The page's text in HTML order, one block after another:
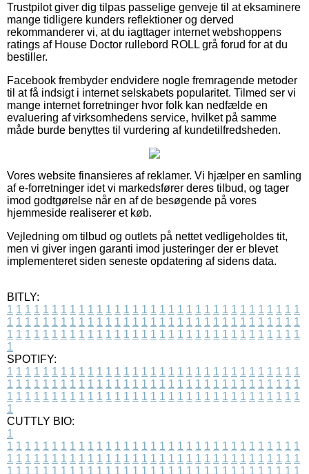
Trustpilot giver dig tilpas passelige genveje til at eksaminere
mange tidligere kunders reflektioner og derved
rekommanderer vi, at du iagttager internet webshoppens
ratings af House Doctor rullebord ROLL grå forud for at du
bestiller.
Facebook frembyder endvidere nogle fremragende metoder
til at få indsigt i internet selskabets popularitet. Tilmed ser vi
mange internet forretninger hvor folk kan nedfælde en
evaluering af virksomhedens service, hvilket på samme
måde burde benyttes til vurdering af kundetilfredsheden.
Vores website finansieres af reklamer. Vi hjælper en samling
af e-forretninger idet vi markedsfører deres tilbud, og tager
imod godtgørelse når en af de besøgende på vores
hjemmeside realiserer et køb.
Vejledning om tilbud og outlets på nettet vedligeholdes tit,
men vi giver ingen garanti imod justeringer der er blevet
implementeret siden seneste opdatering af sidens data.
BITLY:
1 1 1 1 1 1 1 1 1 1 1 1 1 1 1 1 1 1 1 1 1 1 1 1 1 1 1 1 1 1 1 1 1
1 1 1 1 1 1 1 1 1 1 1 1 1 1 1 1 1 1 1 1 1 1 1 1 1 1 1 1 1 1 1 1 1
1 1 1 1 1 1 1 1 1 1 1 1 1 1 1 1 1 1 1 1 1 1 1 1 1 1 1 1 1 1 1 1 1
1
SPOTIFY:
1 1 1 1 1 1 1 1 1 1 1 1 1 1 1 1 1 1 1 1 1 1 1 1 1 1 1 1 1 1 1 1 1
1 1 1 1 1 1 1 1 1 1 1 1 1 1 1 1 1 1 1 1 1 1 1 1 1 1 1 1 1 1 1 1 1
1 1 1 1 1 1 1 1 1 1 1 1 1 1 1 1 1 1 1 1 1 1 1 1 1 1 1 1 1 1 1 1 1
1
CUTTLY BIO:
1
1 1 1 1 1 1 1 1 1 1 1 1 1 1 1 1 1 1 1 1 1 1 1 1 1 1 1 1 1 1 1 1 1
1 1 1 1 1 1 1 1 1 1 1 1 1 1 1 1 1 1 1 1 1 1 1 1 1 1 1 1 1 1 1 1 1
1 1 1 1 1 1 1 1 1 1 1 1 1 1 1 1 1 1 1 1 1 1 1 1 1 1 1 1 1 1 1 1 1